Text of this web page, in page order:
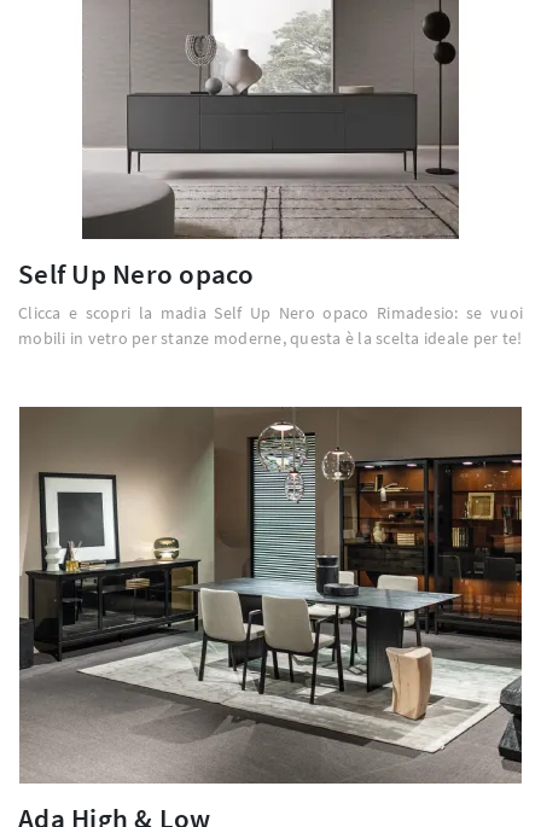
Self Up Nero opaco
Clicca e scopri la madia Self Up Nero opaco Rimadesio: se vuoi
mobili in vetro per stanze moderne, questa è la scelta ideale per te!
Ada High & Low